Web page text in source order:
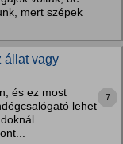
mert szépek
állat vagy
és ez most
lehet
7